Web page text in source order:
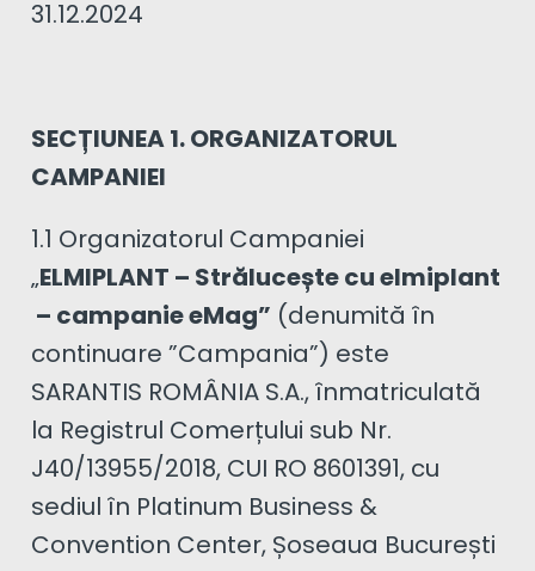
31.12.2024
SECȚIUNEA 1. ORGANIZATORUL
CAMPANIEI
1.1 Organizatorul Campaniei
„ ELMIPLANT – Strălucește cu elmiplant
– campanie eMag” (denumită în
continuare ”Campania”) este
SARANTIS ROMÂNIA S.A., înmatriculată
la Registrul Comerțului sub Nr.
J40/13955/2018, CUI RO 8601391, cu
sediul în Platinum Business &
Convention Center, Șoseaua București